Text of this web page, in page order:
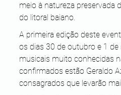
meio à natureza preservada
do litoral baiano.
A primeira edição deste
os dias 30 de outubro e 1
musicais muito conhecidas
confirmados estão Geraldo
consagrados que levarão